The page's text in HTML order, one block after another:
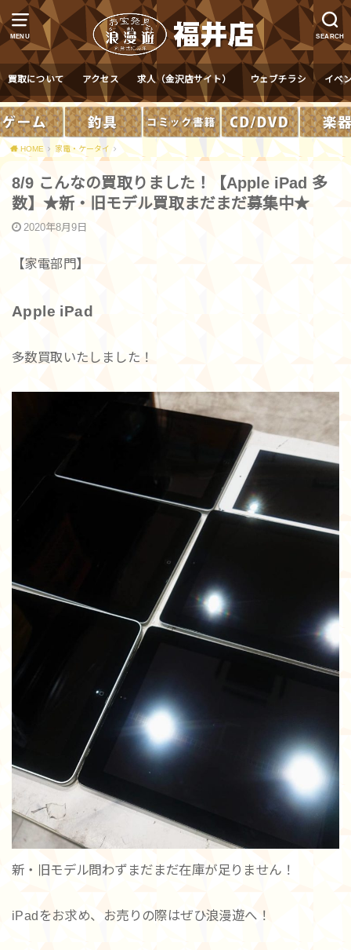
MENU SEARCH
買取について アクセス 求人（金沢店サイト） ウェブチラシ イベ
HOME 家電・ケータイ
8/9 こんなの買取りました！【Apple iPad 多
数】★新・旧モデル買取まだまだ募集中★
2020年8月9日
【家電部門】
Apple iPad
多数買取いたしました！
新・旧モデル問わずまだまだ在庫が足りません！
iPadをお求め、お売りの際はぜひ浪漫遊へ！